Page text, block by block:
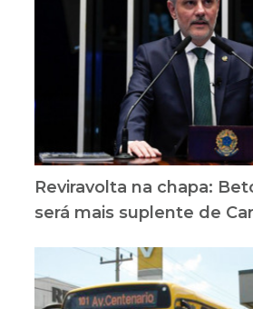
Reviravolta na chapa:
será mais suplente de